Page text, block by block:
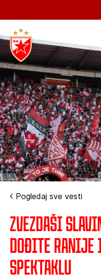
Pogledaj sve vesti
Zvezdaši
dođite ranije
spektaklu